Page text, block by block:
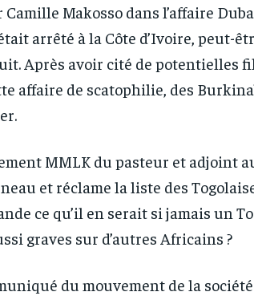
Camille Makosso dans l’affaire
arrêté à la Côte d’Ivoire, peut-
Après avoir cité de potentielles
affaire de scatophilie, des
MMLK du pasteur et adjoint
et réclame la liste des
ce qu’il en serait si jamais un
graves sur d’autres Africains ?
du mouvement de la